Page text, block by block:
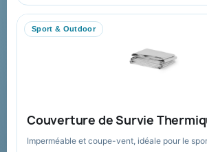
Sport & Outdoor
Couverture de Survie
Imperméable et coupe-vent, idéale pour le
FAQ sur Promenoch Goodies Pub France
Conditions de retour